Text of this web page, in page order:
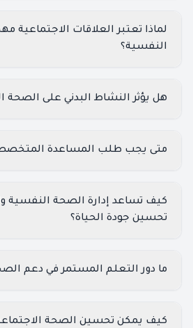
لماذا تعتبر العلاقات الاجتماعية
النفسية؟
هل يؤثر النشاط البدني على الصحة
متى يجب طلب المساعدة
كيف تساعد إدارة الصحة النفسية
تحسين جودة الحياة؟
ما دور التعلم المستمر في دعم
كيف يمكن تحسين الصحة